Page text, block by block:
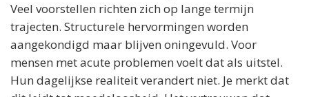
Veel voorstellen richten zich op lange termijn
trajecten. Structurele hervormingen worden
aangekondigd maar blijven oningevuld. Voor
mensen met acute problemen voelt dat als uitstel.
Hun dagelijkse realiteit verandert niet. Je merkt dat